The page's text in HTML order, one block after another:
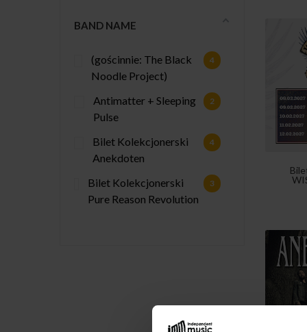
BAND NAME
(gościnnie: The Black
Noodle Project)
4
Antimatter + Sleeping
Pulse
2
Bilet Kolekcjonerski
Anekdoten
4
Bilet Kolekcjonerski
Pure Reason Revolution
3